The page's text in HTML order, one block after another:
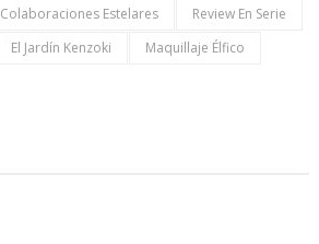
Colaboraciones Estelares
Review En Serie
El Jardín Kenzoki
Maquillaje Élfico